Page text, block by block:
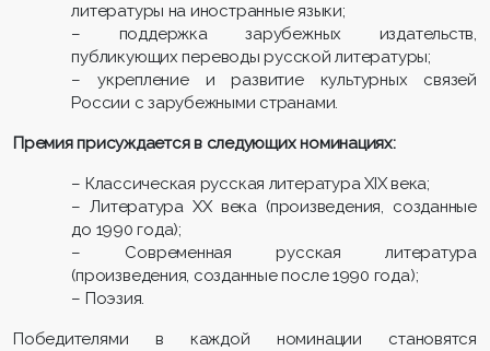
литературы на иностранные языки;
– поддержка зарубежных издательств,
публикующих переводы русской литературы;
– укрепление и развитие культурных связей
России с зарубежными странами.
Премия присуждается в следующих номинациях:
– Классическая русская литература XIX века;
– Литература ХХ века (произведения, созданные
до 1990 года);
– Современная русская литература
(произведения, созданные после 1990 года);
– Поэзия.
Победителями в каждой номинации становятся